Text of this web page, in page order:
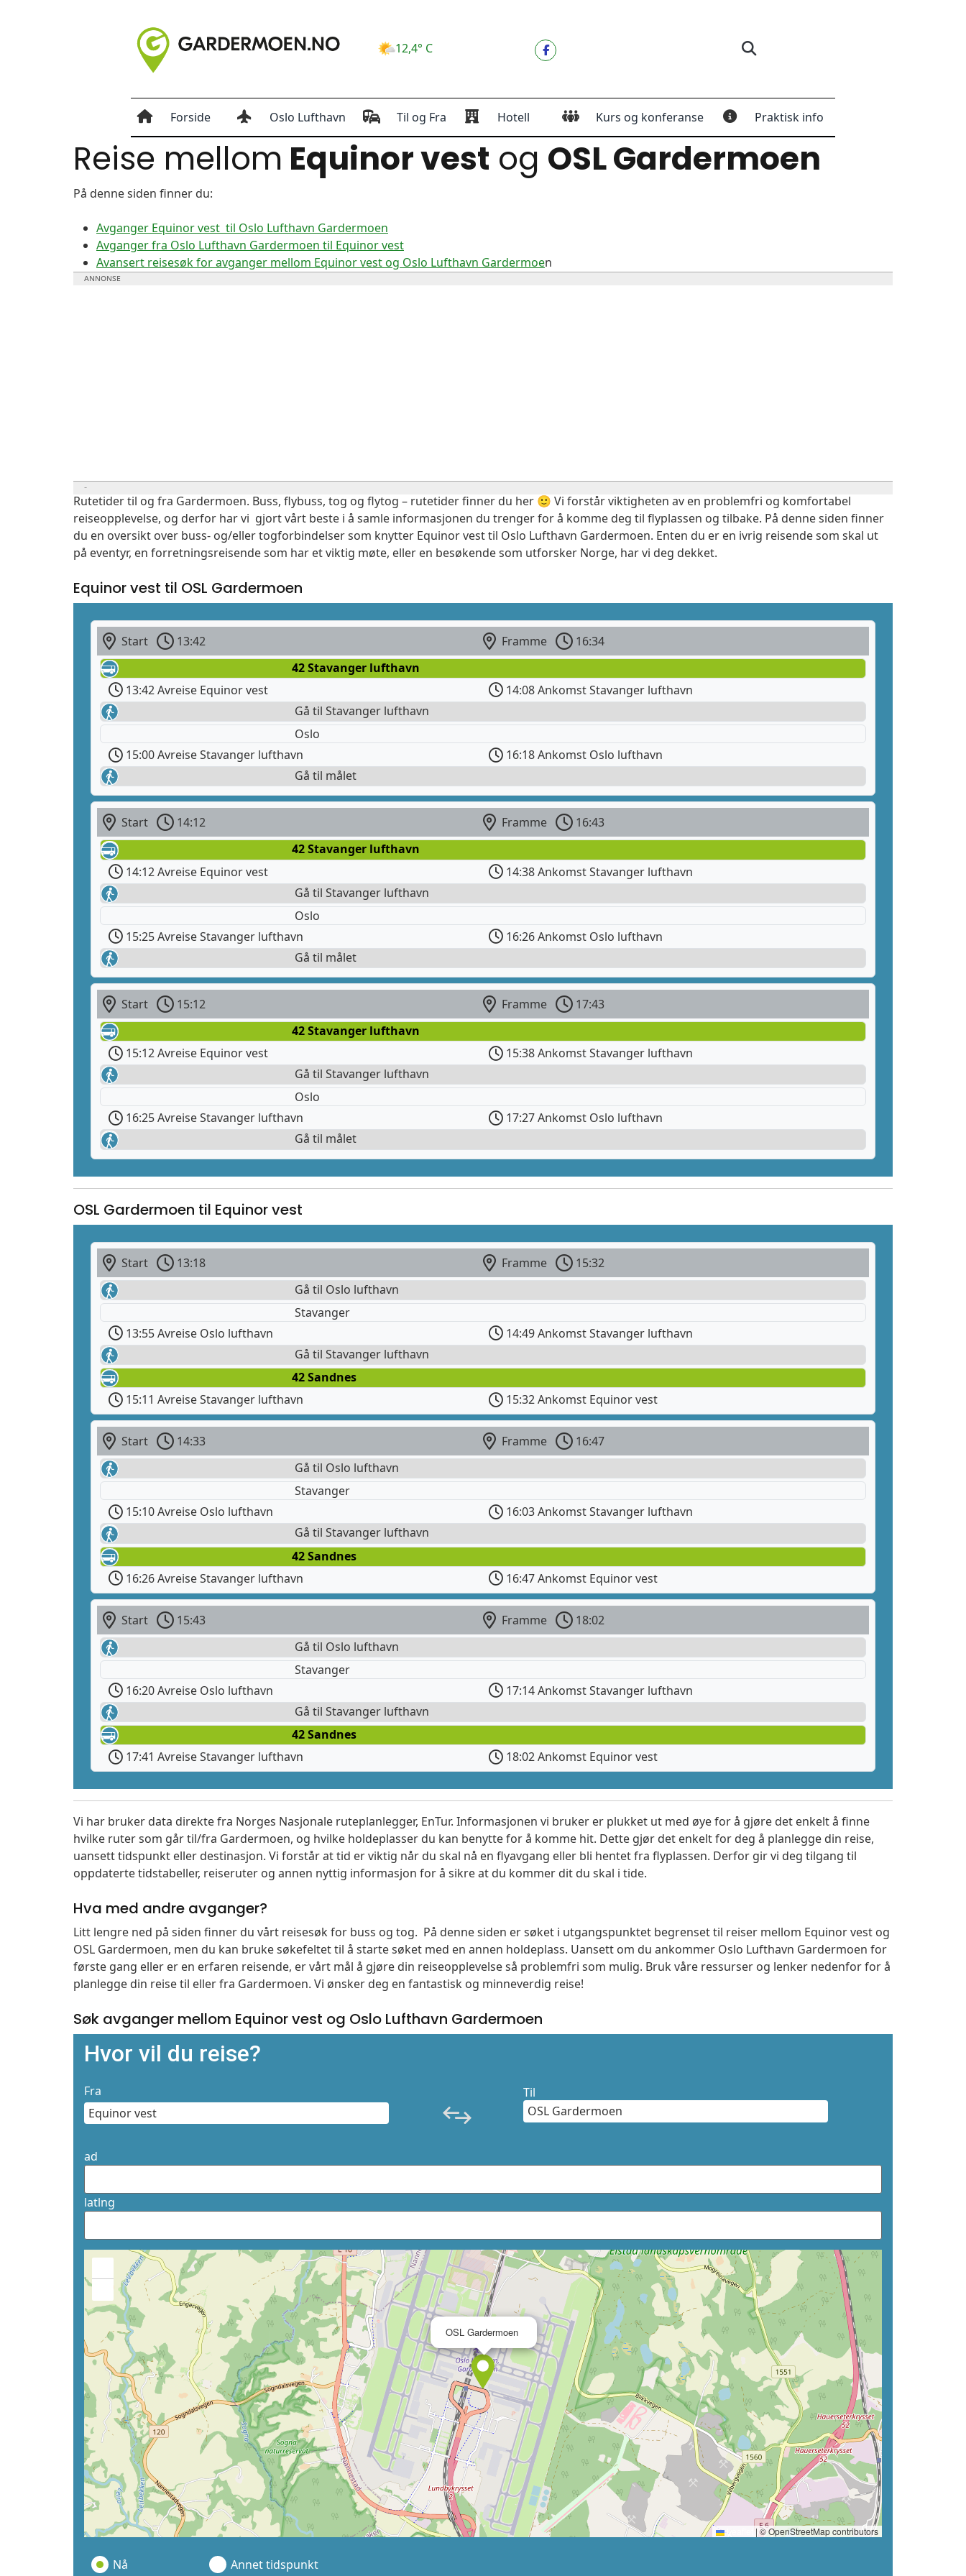
12,4° C
Forside Oslo Lufthavn Til og Fra Hotell Kurs og konferanse Praktisk info
Reise mellom Equinor vest og OSL Gardermoen
På denne siden finner du:
Avganger Equinor vest til Oslo Lufthavn Gardermoen
Avganger fra Oslo Lufthavn Gardermoen til Equinor vest
Avansert reisesøk for avganger mellom Equinor vest og Oslo Lufthavn Gardermoen
Rutetider til og fra Gardermoen. Buss, flybuss, tog og flytog – rutetider finner du her 🙂 Vi forstår viktigheten av en problemfri og komfortabel
reiseopplevelse, og derfor har vi gjort vårt beste i å samle informasjonen du trenger for å komme deg til flyplassen og tilbake. På denne siden finner
du en oversikt over buss- og/eller togforbindelser som knytter Equinor vest til Oslo Lufthavn Gardermoen. Enten du er en ivrig reisende som skal ut
på eventyr, en forretningsreisende som har et viktig møte, eller en besøkende som utforsker Norge, har vi deg dekket.
Equinor vest til OSL Gardermoen
Start 13:42 Framme
16:34
42 Stavanger lufthavn
13:42 Avreise Equinor vest
14:08 Ankomst Stavanger lufthavn
Gå til Stavanger lufthavn
Oslo
15:00 Avreise Stavanger lufthavn
16:18 Ankomst Oslo lufthavn
Gå til målet
Start 14:12 Framme
16:43
42 Stavanger lufthavn
14:12 Avreise Equinor vest
14:38 Ankomst Stavanger lufthavn
Gå til Stavanger lufthavn
Oslo
15:25 Avreise Stavanger lufthavn
16:26 Ankomst Oslo lufthavn
Gå til målet
Start 15:12 Framme
17:43
42 Stavanger lufthavn
15:12 Avreise Equinor vest
15:38 Ankomst Stavanger lufthavn
Gå til Stavanger lufthavn
Oslo
16:25 Avreise Stavanger lufthavn
17:27 Ankomst Oslo lufthavn
Gå til målet
OSL Gardermoen til Equinor vest
Start 13:18 Framme
15:32
Gå til Oslo lufthavn
Stavanger
13:55 Avreise Oslo lufthavn
14:49 Ankomst Stavanger lufthavn
Gå til Stavanger lufthavn
42 Sandnes
15:11 Avreise Stavanger lufthavn
15:32 Ankomst Equinor vest
Start 14:33 Framme
16:47
Gå til Oslo lufthavn
Stavanger
15:10 Avreise Oslo lufthavn
16:03 Ankomst Stavanger lufthavn
Gå til Stavanger lufthavn
42 Sandnes
16:26 Avreise Stavanger lufthavn
16:47 Ankomst Equinor vest
Start 15:43 Framme
18:02
Gå til Oslo lufthavn
Stavanger
16:20 Avreise Oslo lufthavn
17:14 Ankomst Stavanger lufthavn
Gå til Stavanger lufthavn
42 Sandnes
17:41 Avreise Stavanger lufthavn
18:02 Ankomst Equinor vest
Vi har bruker data direkte fra Norges Nasjonale ruteplanlegger, EnTur. Informasjonen vi bruker er plukket ut med øye for å gjøre det enkelt å finne
hvilke ruter som går til/fra Gardermoen, og hvilke holdeplasser du kan benytte for å komme hit. Dette gjør det enkelt for deg å planlegge din reise,
uansett tidspunkt eller destinasjon. Vi forstår at tid er viktig når du skal nå en flyavgang eller bli hentet fra flyplassen. Derfor gir vi deg tilgang til
oppdaterte tidstabeller, reiseruter og annen nyttig informasjon for å sikre at du kommer dit du skal i tide.
Hva med andre avganger?
Litt lengre ned på siden finner du vårt reisesøk for buss og tog. På denne siden er søket i utgangspunktet begrenset til reiser mellom Equinor vest og
OSL Gardermoen, men du kan bruke søkefeltet til å starte søket med en annen holdeplass. Uansett om du ankommer Oslo Lufthavn Gardermoen for
første gang eller er en erfaren reisende, er vårt mål å gjøre din reiseopplevelse så problemfri som mulig. Bruk våre ressurser og lenker nedenfor for å
planlegge din reise til eller fra Gardermoen. Vi ønsker deg en fantastisk og minneverdig reise!
Søk avganger mellom Equinor vest og Oslo Lufthavn Gardermoen
Hvor vil du reise?
Fra Til
ad
latlng
OSL Gardermoen
Leaflet | © OpenStreetMap contributors
Nå Annet tidspunkt